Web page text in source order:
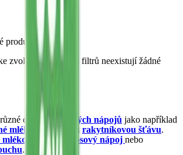
produkty
zvolené kombinaci filtrů neexistují žádné
druhy
rostlinných nápojů jako například
mléko nebogoji či rakytníkovou šťávu.
mléko sušený kokosový nápoj nebo
.